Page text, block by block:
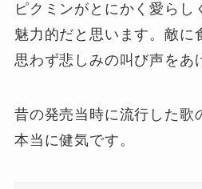
ピクミンがとにかく愛らし
魅力的だと思います。敵に
思わず悲しみの叫び声をあ
昔の発売当時に流行した歌
本当に健気です。